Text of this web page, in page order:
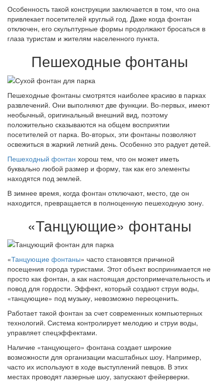
Особенность такой конструкции заключается в том, что она
привлекает посетителей круглый год. Даже когда фонтан
отключен, его скульптурные формы продолжают бросаться в
глаза туристам и жителям населенного пункта.
Пешеходные фонтаны
Пешеходные фонтаны смотрятся наиболее красиво в парках
развлечений. Они выполняют две функции. Во-первых, имеют
необычный, оригинальный внешний вид, поэтому
положительно сказываются на общем восприятии
посетителей от парка. Во-вторых, эти фонтаны позволяют
освежиться в жаркий летний день. Особенно это радует детей.
Пешеходный фонтан хорош тем, что он может иметь
буквально любой размер и форму, так как его элементы
находятся под землей.
В зимнее время, когда фонтан отключают, место, где он
находится, превращается в полноценную пешеходную зону.
«Танцующие» фонтаны
«Танцующие фонтаны» часто становятся причиной
посещения города туристами. Этот объект воспринимается не
просто как фонтан, а как настоящая достопримечательность и
повод для гордости. Эффект, который создают струи воды,
«танцующие» под музыку, невозможно переоценить.
Работает такой фонтан за счет современных компьютерных
технологий. Система контролирует мелодию и струи воды,
управляет спецэффектами.
Наличие «танцующего» фонтана создает широкие
возможности для организации масштабных шоу. Например,
часто их используют в ходе выступлений певцов. В этих
местах проводят лазерные шоу, запускают фейерверки.